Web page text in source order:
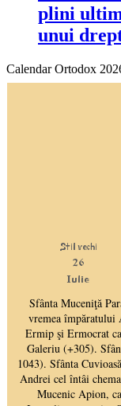
plini
unui
Calendar Ortodox